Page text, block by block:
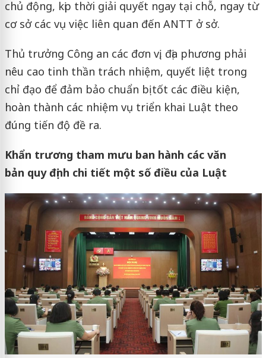
chủ động, kịp thời giải quyết ngay tại chỗ, ngay từ
cơ sở các vụ việc liên quan đến ANTT ở sở.
Thủ trưởng Công an các đơn vị, địa phương phải
nêu cao tinh thần trách nhiệm, quyết liệt trong
chỉ đạo để đảm bảo chuẩn bị tốt các điều kiện,
hoàn thành các nhiệm vụ triển khai Luật theo
đúng tiến độ đề ra.
Khẩn trương tham mưu ban hành các văn
bản quy định chi tiết một số điều của Luật